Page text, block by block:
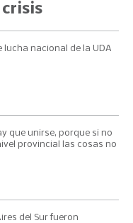
crisis
lucha nacional de la UDA
que unirse, porque si no
provincial las cosas no
del Sur fueron